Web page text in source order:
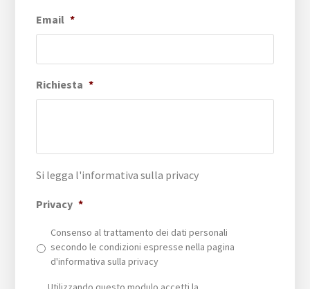
Email *
Richiesta *
Si legga l'informativa sulla privacy
Privacy *
Consenso al trattamento dei dati personali
secondo le condizioni espresse nella pagina
d'informativa sullaprivacy